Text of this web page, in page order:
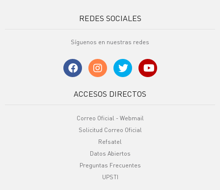
REDES SOCIALES
Síguenos en nuestras redes
ACCESOS DIRECTOS
Correo Oficial - Webmail
Solicitud Correo Oficial
Refsatel
Datos Abiertos
Preguntas Frecuentes
UPSTI